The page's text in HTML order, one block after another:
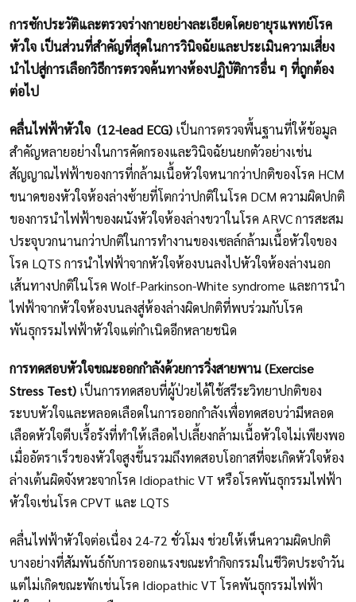
การซักประวัติและตรวจร่างกายอย่างละเอียดโดยอายุรแพทย์โรค
หัวใจ เป็นส่วนที่สำคัญที่สุดในการวินิจฉัยและประเมินความเสี่ยง
นำไปสู่การเลือกวิธีการตรวจค้นทางห้องปฏิบัติการอื่น ๆ ที่ถูกต้อง
ต่อไป
คลื่นไฟฟ้าหัวใจ (12-lead ECG) เป็นการตรวจพื้นฐานที่ให้ข้อมูล
สำคัญหลายอย่างในการคัดกรองและวินิจฉัยนยกตัวอย่างเช่น
สัญญาณไฟฟ้าของการที่กล้ามเนื้อหัวใจหนากว่าปกติของโรค HCM
ขนาดของหัวใจห้องล่างซ้ายที่โตกว่าปกติในโรค DCM ความผิดปกติ
ของการนำไฟฟ้าของผนังหัวใจห้องล่างขวาในโรค ARVC การสะสม
ประจุบวกนานกว่าปกติในการทำงานของเซลล์กล้ามเนื้อหัวใจของ
โรค LQTS การนำไฟฟ้าจากหัวใจห้องบนลงไปหัวใจห้องล่างนอก
เส้นทางปกติในโรค Wolf-Parkinson-White syndrome และการนำ
ไฟฟ้าจากหัวใจห้องบนลงสู่ห้องล่างผิดปกติที่พบร่วมกับโรค
พันธุกรรมไฟฟ้าหัวใจแต่กำเนิดอีกหลายชนิด
การทดสอบหัวใจขณะออกกำลังด้วยการวิ่งสายพาน (Exercise
Stress Test) เป็นการทดสอบที่ผู้ป่วยได้ใช้สรีระวิทยาปกติของ
ระบบหัวใจและหลอดเลือดในการออกกำลังเพื่อทดสอบว่ามีหลอด
เลือดหัวใจตีบเรื้อรังที่ทำให้เลือดไปเลี้ยงกล้ามเนื้อหัวใจไม่เพียงพอ
เมื่ออัตราเร็วของหัวใจสูงขึ้นรวมถึงทดสอบโอกาสที่จะเกิดหัวใจห้อง
ล่างเต้นผิดจังหวะจากโรค Idiopathic VT หรือโรคพันธุกรรมไฟฟ้า
หัวใจเช่นโรค CPVT และ LQTS
คลื่นไฟฟ้าหัวใจต่อเนื่อง 24-72 ชั่วโมง ช่วยให้เห็นความผิดปกติ
บางอย่างที่สัมพันธ์กับการออกแรงขณะทำกิจกรรมในชีวิตประจำวัน
แต่ไม่เกิดขณะพักเช่นโรค Idiopathic VT โรคพันธุกรรมไฟฟ้า